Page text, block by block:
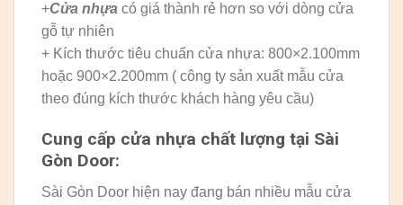
+Cửa nhựa có giá thành rẻ hơn so với dòng cửa
gỗ tự nhiên
+ Kích thước tiêu chuẩn cửa nhựa: 800×2.100mm
hoặc 900×2.200mm ( công ty sản xuất mẫu cửa
theo đúng kích thước khách hàng yêu cầu)
Cung cấp cửa nhựa chất lượng tại Sài
Gòn Door:
Sài Gòn Door hiện nay đang bán nhiều mẫu cửa